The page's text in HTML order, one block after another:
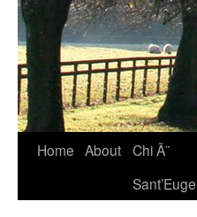
Home About Chi Ã¨